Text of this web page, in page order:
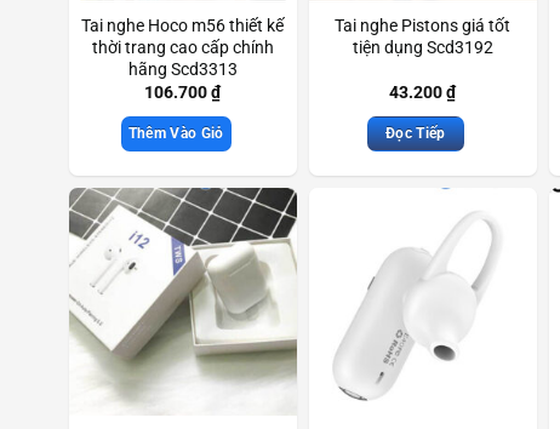
Tai nghe Hoco m56 thiết kế
thời trang cao cấp chính
hãng Scd3313
106.700₫
Thêm Vào Giỏ
Tai nghe Pistons giá tốt
tiện dụng Scd3192
43.200₫
Đọc Tiếp